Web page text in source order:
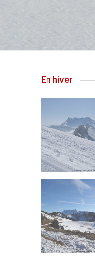
En hiver